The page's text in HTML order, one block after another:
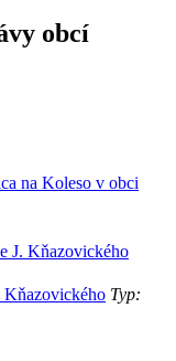
obcí
Kňazovického Typ: